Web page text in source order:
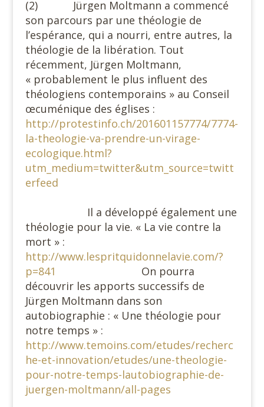
(2) Jürgen Moltmann a commencé
son parcours par une théologie de
l’espérance, qui a nourri, entre autres, la
théologie de la libération. Tout
récemment, Jürgen Moltmann,
« probablement le plus influent des
théologiens contemporains » au Conseil
œcuménique des églises :
http://protestinfo.ch/201601157774/7774-
la-theologie-va-prendre-un-virage-
ecologique.html?
utm_medium=twitter&utm_source=twitt
erfeed
Il a développé également une
théologie pour la vie. « La vie contre la
mort » :
http://www.lespritquidonnelavie.com/?
p=841
On pourra
découvrir les apports successifs de
Jürgen Moltmann dans son
autobiographie : « Une théologie pour
notre temps » :
http://www.temoins.com/etudes/recherc
he-et-innovation/etudes/une-theologie-
pour-notre-temps-lautobiographie-de-
juergen-moltmann/all-pages